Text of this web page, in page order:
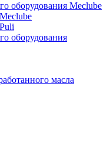
оборудования Meclube
оборудования
масла